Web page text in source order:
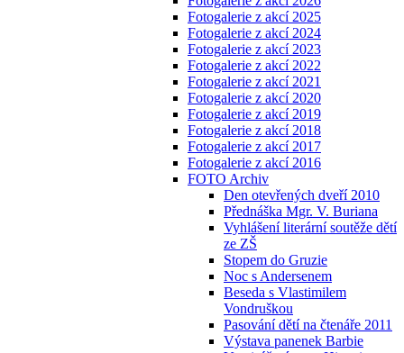
Fotogalerie z akcí 2025
Fotogalerie z akcí 2024
Fotogalerie z akcí 2023
Fotogalerie z akcí 2022
Fotogalerie z akcí 2021
Fotogalerie z akcí 2020
Fotogalerie z akcí 2019
Fotogalerie z akcí 2018
Fotogalerie z akcí 2017
Fotogalerie z akcí 2016
FOTO Archiv
Den otevřených dveří 2010
Přednáška Mgr. V. Buriana
Vyhlášení literární soutěže dětí
ze ZŠ
Stopem do Gruzie
Noc s Andersenem
Beseda s Vlastimilem
Vondruškou
Pasování dětí na čtenáře 2011
Výstava panenek Barbie